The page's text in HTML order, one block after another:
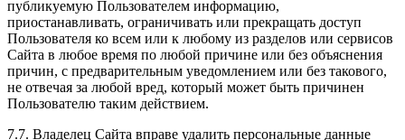
публикуемую Пользователем информацию,
приостанавливать, ограничивать или прекращать доступ
Пользователя ко всем или к любому из разделов или сервисов
Сайта в любое время по любой причине или без объяснения
причин, с предварительным уведомлением или без такового,
не отвечая за любой вред, который может быть причинен
Пользователю таким действием.
7.7. Владелец Сайта вправе удалить персональные данные